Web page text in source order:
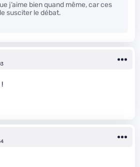
j’aime bien quand même, car ces
susciter le débat.